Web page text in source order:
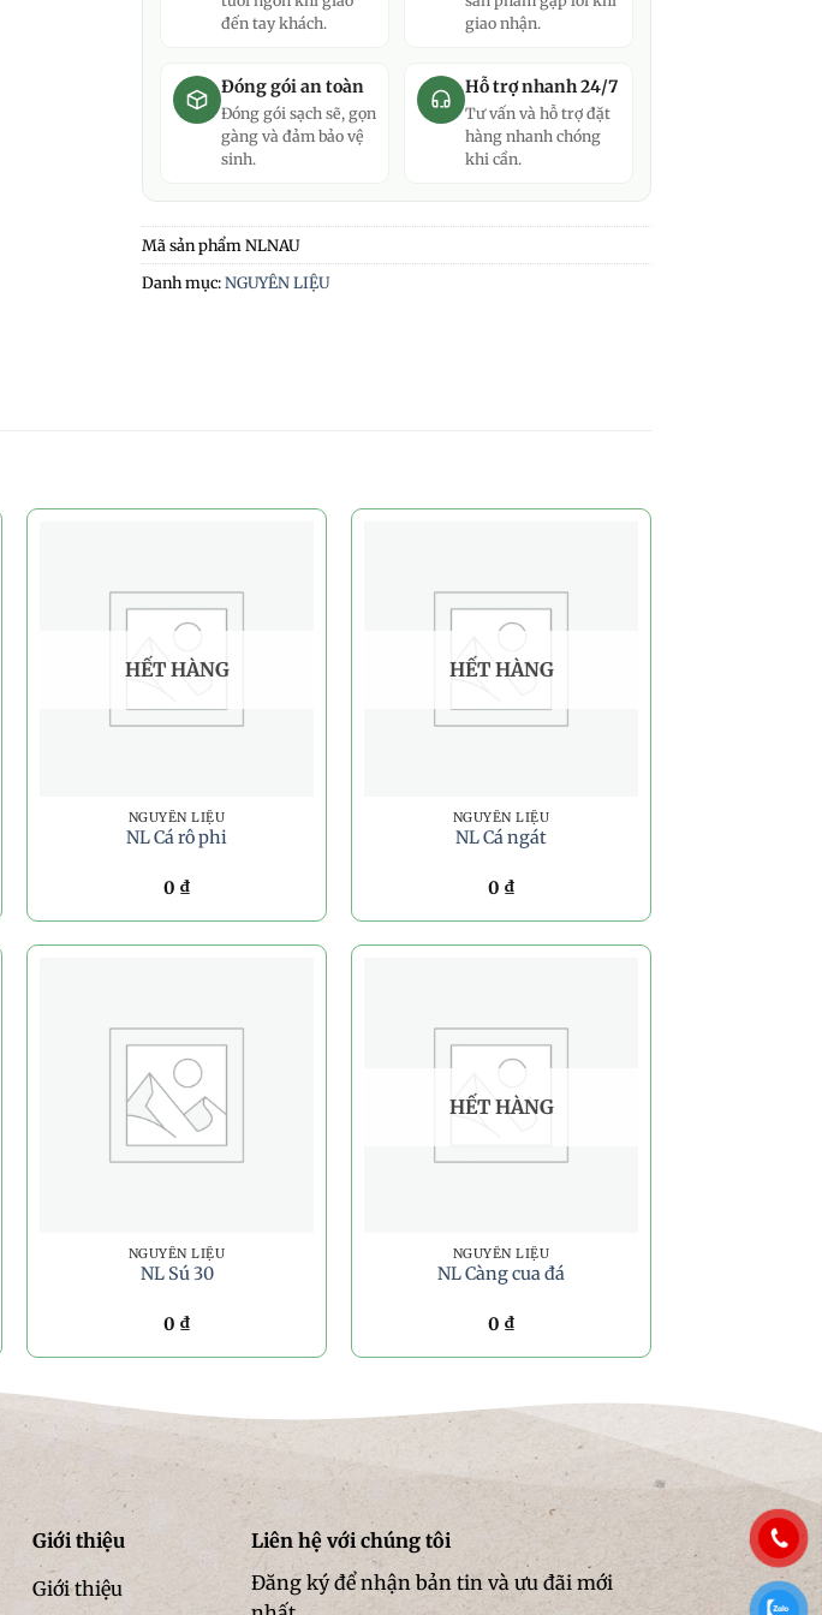
đến tay khách.
giao nhận.
Đóng gói an toàn
Đóng gói sạch sẽ, gọn
gàng và đảm bảo vệ
sinh.
Hỗ trợ nhanh 24/7
Tư vấn và hỗ trợ đặt
hàng nhanh chóng
khi cần.
Mã sản phẩmNLNAU
Danh mục:NGUYÊN LIỆU
HẾT HÀNG
NGUYÊN LIỆU
NL Cá rô phi
0 ₫
HẾT HÀNG
NGUYÊN LIỆU
NL Cá ngát
0 ₫
NGUYÊN LIỆU
NL Sú 30
0 ₫
HẾT HÀNG
NGUYÊN LIỆU
NL Càng cua đá
0 ₫
Giới thiệu
Giới thiệu
Liên hệ với chúng tôi
Đăng ký để nhận bản tin và ưu đãi mới